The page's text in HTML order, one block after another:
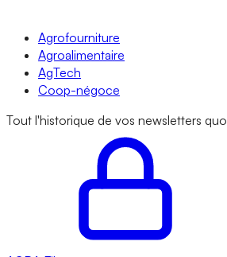
Agrofourniture
Agroalimentaire
AgTech
Coop-négoce
Tout l'historique de vos newsletters